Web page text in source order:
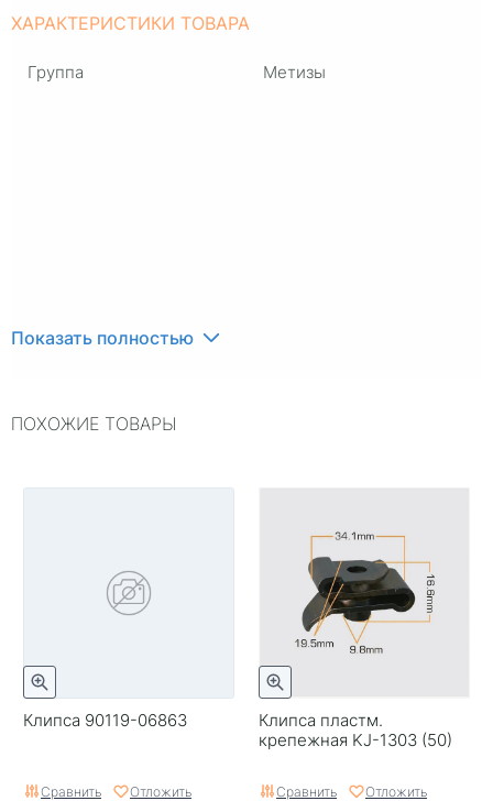
ХАРАКТЕРИСТИКИ ТОВАРА
Группа Метизы
Показать полностью
ПОХОЖИЕ ТОВАРЫ
Клипса 90119-06863
Сравнить Отложить
Клипса пластм.
крепежная KJ-1303 (50)
Сравнить Отложить